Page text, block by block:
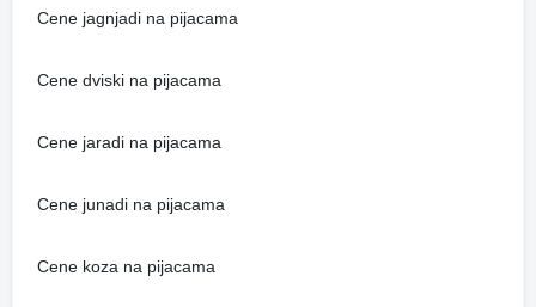
Cene jagnjadi na pijacama
Cene dviski na pijacama
Cene jaradi na pijacama
Cene junadi na pijacama
Cene koza na pijacama